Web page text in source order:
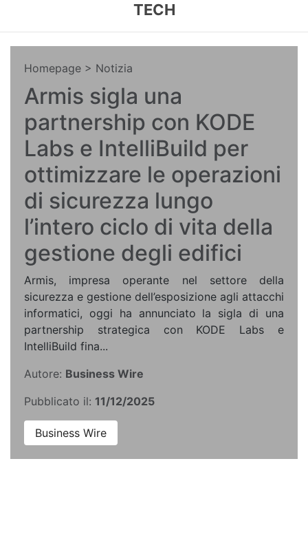
TECH
Homepage > Notizia
Armis sigla una
partnership con KODE
Labs e IntelliBuild per
ottimizzare le operazioni
di sicurezza lungo
l’intero ciclo di vita della
gestione degli edifici
Armis, impresa operante nel settore della
sicurezza e gestione dell’esposizione agli attacchi
informatici, oggi ha annunciato la sigla di una
partnership strategica con KODE Labs e
IntelliBuild fina...
Autore: Business Wire
Pubblicato il: 11/12/2025
Business Wire